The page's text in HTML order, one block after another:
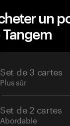
un
Set de 3 cartes
Plus sûr
Set de 2 cartes
Abordable